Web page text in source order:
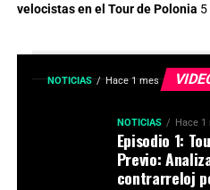
velocistas en el Tour de Polonia
NOTICIAS Hace 1 mes
NOTICIAS Hace 1
Episodio 1:
Previo:
contrarreloj